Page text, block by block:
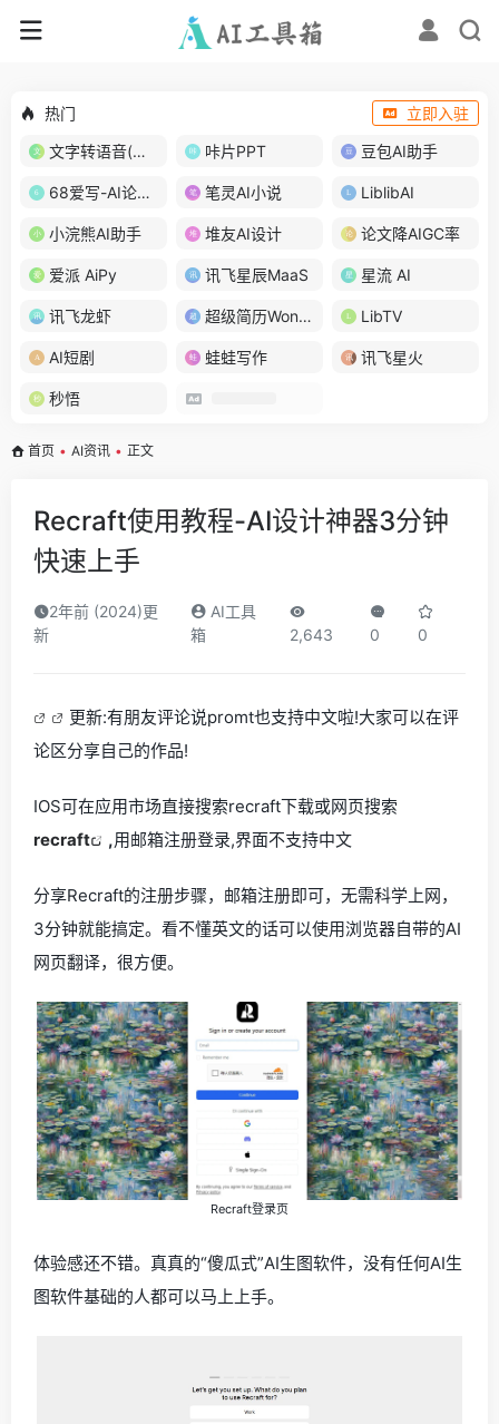
热门
立即入驻
文字转语音(琅琅配音)
咔片PPT 豆包AI助手
68爱写-AI论文写作 笔灵AI小说 LiblibAI
小浣熊AI助手 堆友AI设计 论文降AIGC率
爱派 AiPy 讯飞星辰MaaS 星流 AI
讯飞龙虾 超级简历WonderCV LibTV
AI短剧 蛙蛙写作 讯飞星火
秒悟
首页 • AI资讯 • 正文
Recraft使用教程-AI设计神器3分钟
快速上手
2年前 (2024)更
新
AI工具
箱
2,643 0 0
更新:有朋友评论说promt也支持中文啦!大家可以在评
论区分享自己的作品!
IOS可在应用市场直接搜索recraft下载或网页搜索
recraft
,用邮箱注册登录,界面不支持中文
分享Recraft的注册步骤，邮箱注册即可，无需科学上网，
3分钟就能搞定。看不懂英文的话可以使用浏览器自带的AI
网页翻译，很方便。
Recraft登录页
体验感还不错。真真的“傻瓜式”AI生图软件，没有任何AI生
图软件基础的人都可以马上上手。